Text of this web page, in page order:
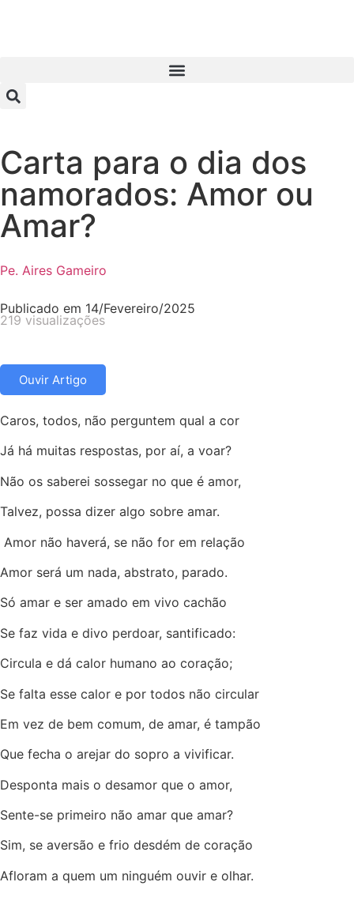
Carta para o dia dos
namorados: Amor ou
Amar?
Pe. Aires Gameiro
Publicado em 14/Fevereiro/2025
219 visualizações
Ouvir Artigo
Caros, todos, não perguntem qual a cor
Já há muitas respostas, por aí, a voar?
Não os saberei sossegar no que é amor,
Talvez, possa dizer algo sobre amar.
Amor não haverá, se não for em relação
Amor será um nada, abstrato, parado.
Só amar e ser amado em vivo cachão
Se faz vida e divo perdoar, santificado:
Circula e dá calor humano ao coração;
Se falta esse calor e por todos não circular
Em vez de bem comum, de amar, é tampão
Que fecha o arejar do sopro a vivificar.
Desponta mais o desamor que o amor,
Sente-se primeiro não amar que amar?
Sim, se aversão e frio desdém de coração
Afloram a quem um ninguém ouvir e olhar.